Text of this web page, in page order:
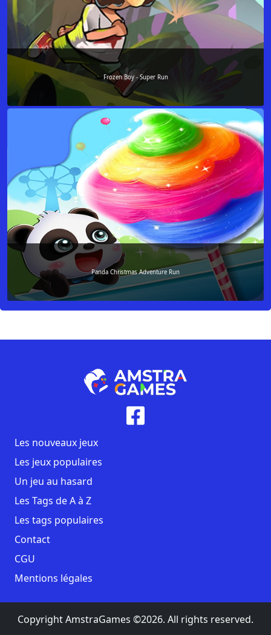
Frozen Boy - Super Run
Panda Christmas Adventure Run
Les nouveaux jeux
Les jeux populaires
Un jeu au hasard
Les Tags de A à Z
Les tags populaires
Contact
CGU
Mentions légales
Copyright AmstraGames ©2026. All rights reserved.